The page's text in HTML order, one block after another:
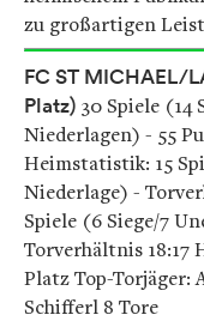
zu großartigen
FC ST MICHAEL/
Platz) 30 Spiele (14
Niederlagen) - 55
Heimstatistik: 15
Niederlage) -
Spiele (6 Siege/7
Torverhältnis 18:17
Platz Top-Torjäger:
Schifferl 8 Tore